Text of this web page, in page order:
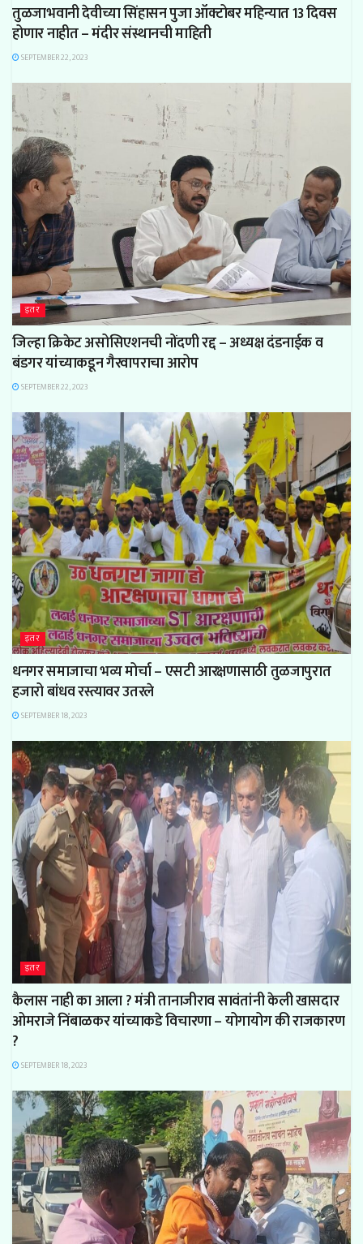
तुळजाभवानी देवीच्या सिंहासन पुजा ऑक्टोबर महिन्यात 13 दिवस
होणार नाहीत – मंदीर संस्थानची माहिती
SEPTEMBER 22, 2023
इतर
जिल्हा क्रिकेट असोसिएशनची नोंदणी रद्द – अध्यक्ष दंडनाईक व
बंडगर यांच्याकडून गैरवापराचा आरोप
SEPTEMBER 22, 2023
इतर
धनगर समाजाचा भव्य मोर्चा – एसटी आरक्षणासाठी तुळजापुरात
हजारो बांधव रस्त्यावर उतरले
SEPTEMBER 18, 2023
इतर
कैलास नाही का आला ? मंत्री तानाजीराव सावंतांनी केली खासदार
ओमराजे निंबाळकर यांच्याकडे विचारणा – योगायोग की राजकारण
?
SEPTEMBER 18, 2023